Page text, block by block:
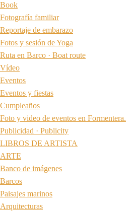
Book
Fotografía familiar
Reportaje de embarazo
Fotos y sesión de Yoga
Ruta en Barco · Boat route
Vídeo
Eventos
Eventos y fiestas
Cumpleaños
Foto y video de eventos en Formentera.
Publicidad · Publicity
LIBROS DE ARTISTA
ARTE
Banco de imágenes
Barcos
Paisajes marinos
Arquitecturas